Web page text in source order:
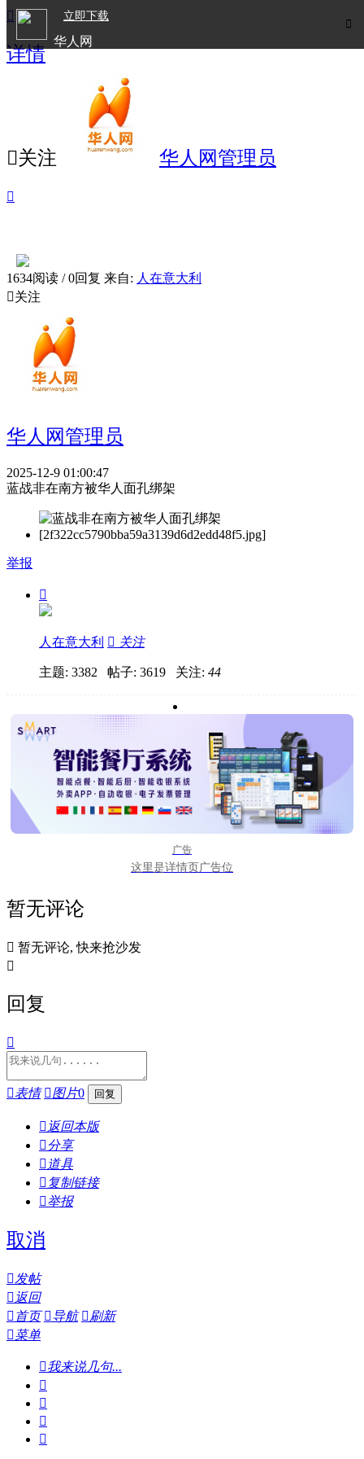

立即下载
华人网

详情
关注 华人网管理员

1634阅读 / 0回复 来自: 人在意大利
关注
华人网管理员
2025-12-9 01:00:47
蓝战非在南方被华人面孔绑架
举报

人在意大利  关注
主题: 3382 帖子: 3619 关注: 44
广告
这里是详情页广告位
暂无评论
 暂无评论, 快来抢沙发

回复

表情 图片0
 返回本版
分享
 道具
 复制链接
举报
取消
发帖
 返回
 首页 导航 刷新
菜单
我来说几句...



